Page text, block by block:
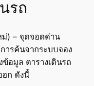
รถ
ม่) – จุดจอดด่าน
ารค้นจากระบบจอง
อมูล ตารางเดินรถ
อก ดังนี้